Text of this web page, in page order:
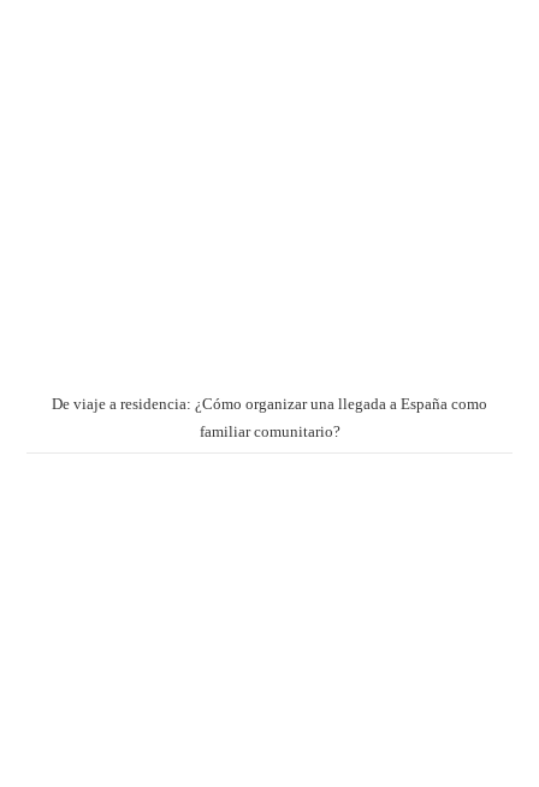
De viaje a residencia: ¿Cómo organizar una llegada a España como
familiar comunitario?